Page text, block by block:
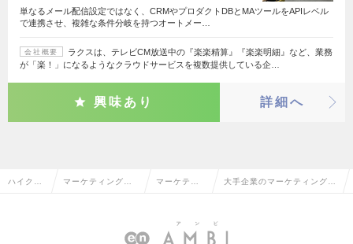
単なるメール配信設定ではなく、CRMやプロダクトDBとMAツールをAPIレベル
で連携させ、複雑な条件分岐を持つオートメー…
会社概要
ラクスは、テレビCM放送中の『楽楽精算』『楽楽明細』など、業務
が「楽！」になるようなクラウドサービスを複数提供している企…
興味あり 詳細へ
ハイクラ マーケティング・ マーケティ
企画
大手企業のマーケティング・
覧